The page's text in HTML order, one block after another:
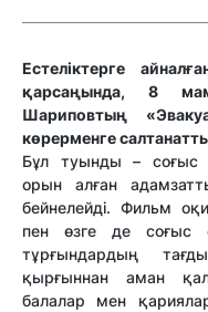
Естеліктерге
қарсаңында, 8
Шариповтың
көрерменге
Бұл туынды – соғыс
орын алған
бейнелейді. Фильм
пен өзге де соғыс
тұрғындардың
қырғыннан аман
балалар мен